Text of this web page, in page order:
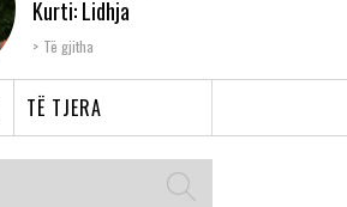
Kurti: Lidhja
Shqiptare e Prizrenit,
Të gjitha
TË TJERA